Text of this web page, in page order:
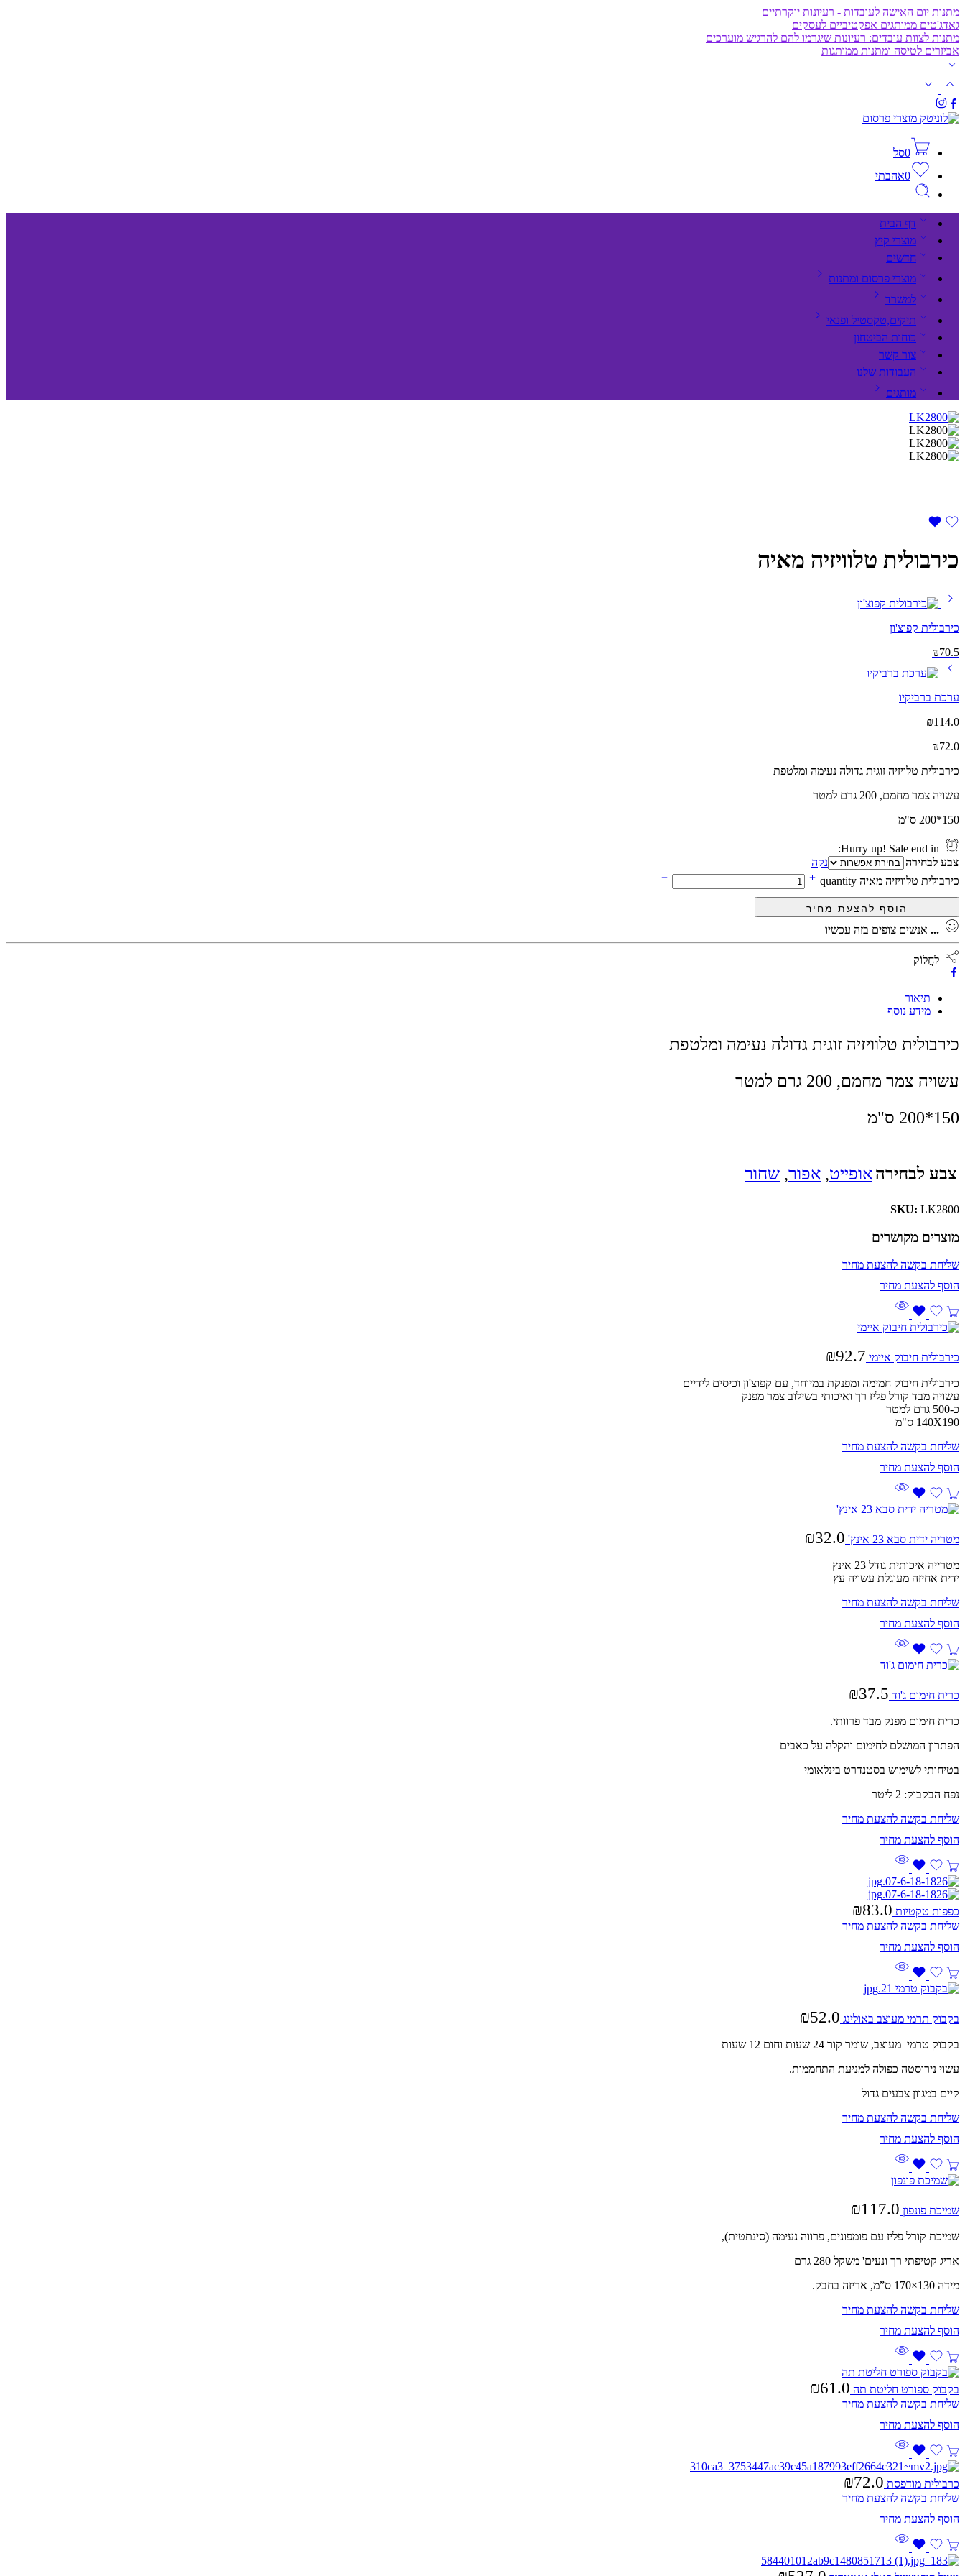
מתנות יום האישה לעובדות - רעיונות יוקרתיים
גאדג'טים ממותגים אפקטיביים לעסקים
מתנות לצוות עובדים: רעיונות שיגרמו להם להרגיש מוערכים
אביזרים לטיסה ומתנות ממותגות
0סל
0אהבתי
דף הבית
מוצרי קיץ
חדשים
מוצרי פרסום ומתנות
למשרד
תיקים,טקסטיל ופנאי
כוחות הביטחון
צור קשר
העבודות שלנו
מותגים
כירבולית טלוויזיה מאיה
כירבולית קפוצ'ון
₪70.5
ערכת ברביקיו
₪114.0
₪72.0
כירבולית טלויזיה זוגית גדולה נעימה ומלטפת
עשויה צמר מחמם, 200 גרם למטר
150*200 ס"מ
צבע לבחירה
נקה
כירבולית טלוויזיה מאיה quantity
... אנשים צופים בזה עכשיו
לַחֲלוֹק
תיאור
מידע נוסף
כירבולית טלוויזיה זוגית גדולה נעימה ומלטפת
עשויה צמר מחמם, 200 גרם למטר
150*200 ס"מ
צבע לבחירהאופייט, אפור, שחור
SKU: LK2800
מוצרים מקושרים
שליחת בקשה להצעת מחיר
כירבולית חיבוק איימי ₪92.7
כירבולית חיבוק חמימה ומפנקת במיוחד, עם קפוצ'ון וכיסים לידיים
עשויה מבד קורל פליז רך ואיכותי בשילוב צמר מפנק
כ-500 גרם למטר
140X190 ס"מ
שליחת בקשה להצעת מחיר
מטריה ידית סבא 23 אינץ' ₪32.0
מטרייה איכותית גודל 23 אינץ
ידית אחיזה מעוגלת עשויה עץ
שליחת בקשה להצעת מחיר
כרית חימום ג'וד ₪37.5
כרית חימום מפנק מבד פרוותי.
הפתרון המושלם לחימום והקלה על כאבים
בטיחותי לשימוש בסטנדרט בינלאומי
נפח הבקבוק: 2 ליטר
שליחת בקשה להצעת מחיר
כפפות טקטיות ₪83.0
שליחת בקשה להצעת מחיר
בקבוק תרמי מעוצב באולינג ₪52.0
בקבוק טרמי מעוצב, שומר קור 24 שעות וחום 12 שעות
עשוי נירוסטה כפולה למניעת התחממות.
קיים במגוון צבעים גדול
שליחת בקשה להצעת מחיר
שמיכת פונפון ₪117.0
שמיכת קורל פליז עם פומפונים, פרווה נעימה (סינתטית),
אריג קטיפתי רך ונעים' משקל 280 גרם
מידה 130×170 ס”מ, אריזה בחבק.
שליחת בקשה להצעת מחיר
בקבוק ספורט חליטת תה ₪61.0
שליחת בקשה להצעת מחיר
כרבולית מודפסת ₪72.0
שליחת בקשה להצעת מחיר